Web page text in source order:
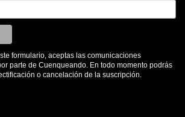
formulario, aceptas las comunicaciones
parte de Cuenqueando. En todo momento podrás
o cancelación de la suscripción.